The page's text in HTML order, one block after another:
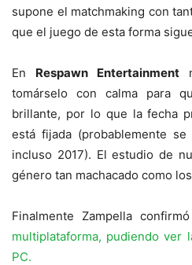
supone el matchmaking con
que el juego de esta forma
En Respawn Entertainment
tomárselo con calma para
brillante, por lo que la fecha
está fijada (probablemente
incluso 2017). El estudio de
género tan machacado como
Finalmente Zampella
multiplataforma, pudiendo ver
PC.